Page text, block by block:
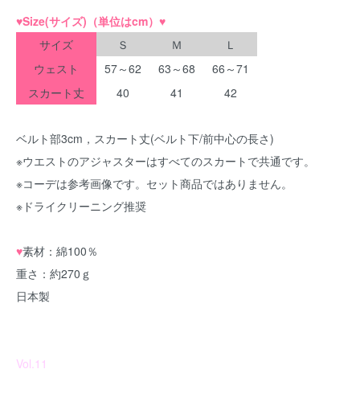
♥Size(サイズ)（単位はcm） ♥
サイズ
Ｓ Ｍ
Ｌ
ウェスト
57～62 63～68
66～71
スカート丈
40 41 42
ベルト部3cm，スカート丈(ベルト下/前中心の長さ)
※ウエストのアジャスターはすべてのスカートで共通です。
※コーデは参考画像です。セット商品ではありません。
※ドライクリーニング推奨
♥素材：綿100％
重さ：約270ｇ
日本製
Vol.11